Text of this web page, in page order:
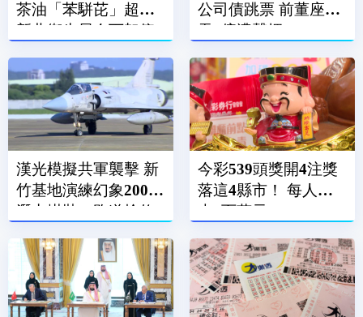
茶油「苯駢芘」超標
新北衛生局令下架停
公司債跳票 前董座涉
吞7億遭聲押
漢光模擬共軍襲擊 新
竹基地演練幻象2000
潛力掛裝、跑道搶修
今彩539頭獎開4注獎
落這4縣市！ 每人抱
走6百萬元